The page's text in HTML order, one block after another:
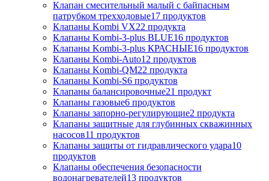
Клапан смесительный малый с байпасным
патрубком трехходовые17 продуктов
Клапаны Kombi VX22 продукта
Клапаны Kombi-3-plus BLUE16 продуктов
Клапаны Kombi-3-plus КРАСНЫЕ16 продуктов
Клапаны Kombi-Auto12 продуктов
Клапаны Kombi-QM22 продукта
Клапаны Kombi-S6 продуктов
Клапаны балансировочные21 продукт
Клапаны газовые6 продуктов
Клапаны запорно-регулирующие2 продукта
Клапаны защитные для глубинных скважинных
насосов11 продуктов
Клапаны защиты от гидравлического удара10
продуктов
Клапаны обеспечения безопасности
водонагревателей13 продуктов